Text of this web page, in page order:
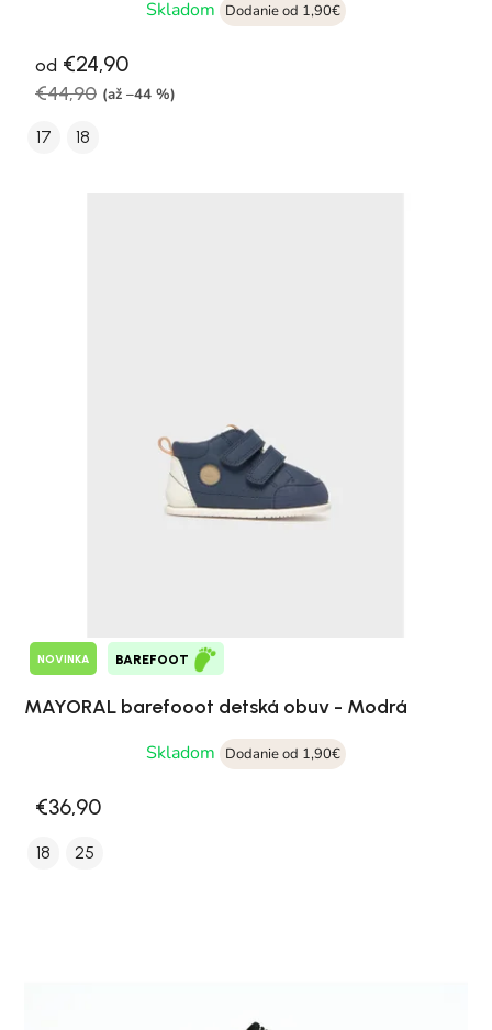
Skladom
Dodanie od 1,90€
od €24,90
€44,90 (až –44 %)
17 18
NOVINKA BAREFOOT
MAYORAL barefooot detská obuv - Modrá
Skladom
Dodanie od 1,90€
€36,90
18 25